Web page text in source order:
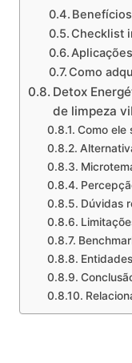
Checklist
Como
Detox
de limpeza
Como ele
Dúvidas